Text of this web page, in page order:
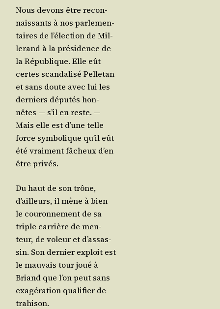
Nous devons être recon­
nais­sants à nos par­le­men­
taires de l’é­lec­tion de Mil­
le­rand à la pré­si­dence de
la Répu­blique. Elle eût
certes scan­da­li­sé Pel­le­tan
et sans doute avec lui les
der­niers dépu­tés hon­
nêtes ― s’il en reste. ―
Mais elle est d’une telle
force sym­bo­lique qu’il eût
été vrai­ment fâcheux d’en
être privés.
Du haut de son trône,
d’ailleurs, il mène à bien
le cou­ron­ne­ment de sa
triple car­rière de men­
teur, de voleur et d’as­sas­
sin. Son der­nier exploit est
le mau­vais tour joué à
Briand que l’on peut sans
exa­gé­ra­tion qua­li­fier de
trahison.